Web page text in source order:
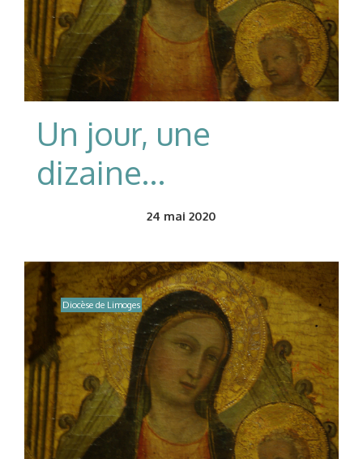
Un jour, une
dizaine…
24 mai 2020
Diocèse de Limoges